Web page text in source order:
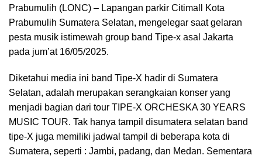
Prabumulih (LONC) – Lapangan parkir Citimall Kota
Prabumulih Sumatera Selatan, mengelegar saat gelaran
pesta musik istimewah group band Tipe-x asal Jakarta
pada jum’at 16/05/2025.
Diketahui media ini band Tipe-X hadir di Sumatera
Selatan, adalah merupakan serangkaian konser yang
menjadi bagian dari tour TIPE-X ORCHESKA 30 YEARS
MUSIC TOUR. Tak hanya tampil disumatera selatan band
tipe-X juga memiliki jadwal tampil di beberapa kota di
Sumatera, seperti : Jambi, padang, dan Medan. Sementara